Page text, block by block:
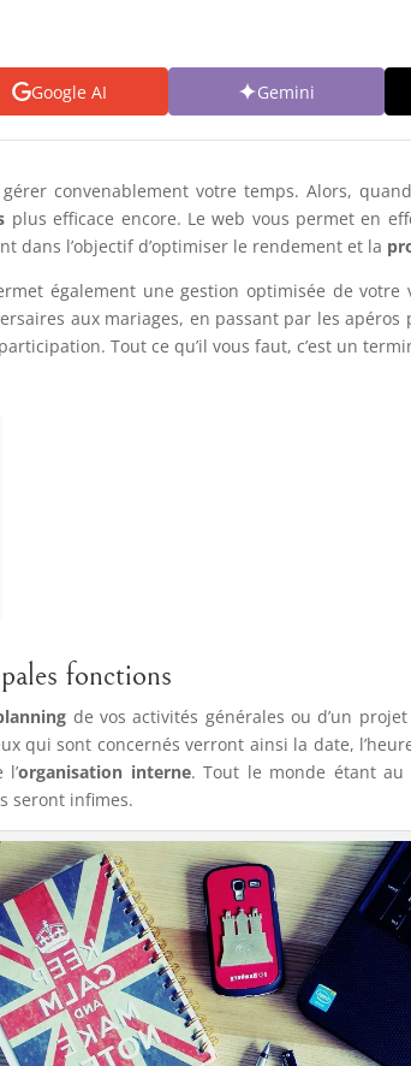
Google AI Gemini
convenablement votre temps. Alors,
plus efficace encore. Le web vous permet en
dans l’objectif d’optimiser le rendement et la
également une gestion optimisée de
aux mariages, en passant par les apéros
Tout ce qu’il vous faut, c’est un
fonctions
de vos activités générales ou d’un
qui sont concernés verront ainsi la date,
l’organisation interne. Tout le monde étant
seront infimes.